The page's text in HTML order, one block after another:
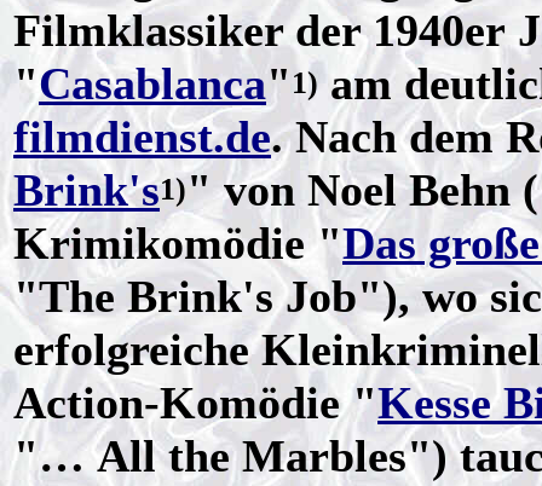
Filmklassiker der 1940er
"Casablanca" 1)am
filmdienst.de. Nach dem
Brink's1)" von Noel Behn
Krimikomödie "Das
"The Brink's Job"), wo
erfolgreiche
Action-Komödie "Kesse
"… All the Marbles")